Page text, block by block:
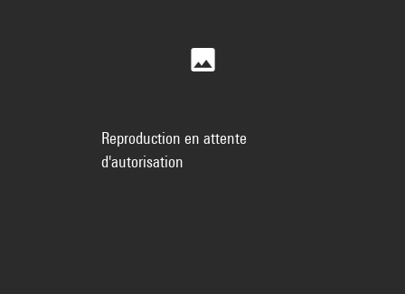
Reproduction en attente
d'autorisation